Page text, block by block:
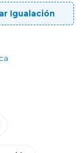
Igualación